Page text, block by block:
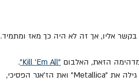
בקשר אליו, אך זה לא היה כך מאז ומתמיד.
"Kill 'Em All"
.
הסיקור גולל סיפור אישי של אחד מהחתומים מטה, על האופן בו גילה את "Metallica" ואת הז'אנר הפסיכי,